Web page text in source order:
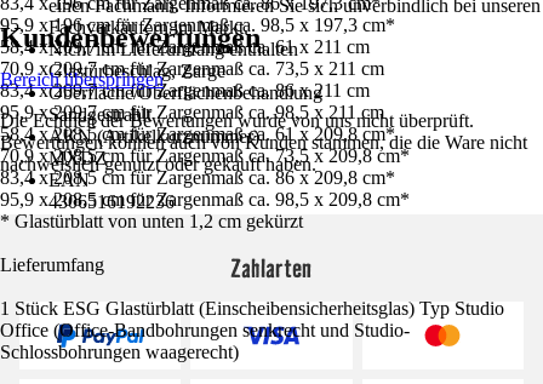
einen Fachmann. Informieren Sie sich unverbindlich bei unseren
Fachverkäufern im Markt.
Nicht im Lieferumfang enthalten
Glastürbeschlag, Zarge
Oberfläche/Oberflächenbehandlung
Sandgestrahlt
AKN (Artikelkurznummer)
MXDZ
EAN
4306516192236
95,9 x 196 cm für Zargenmaß ca. 98,5 x 197,3 cm*
58,4 x 209,7 cm für Zargenmaß ca. 61 x 211 cm
70,9 x 209,7 cm für Zargenmaß ca. 73,5 x 211 cm
83,4 x 209,7 cm für Zargenmaß ca. 86 x 211 cm
95,9 x 209,7 cm für Zargenmaß ca. 98,5 x 211 cm
58,4 x 208,5 cm für Zargenmaß ca. 61 x 209,8 cm*
70,9 x 208,5 cm für Zargenmaß ca. 73,5 x 209,8 cm*
83,4 x 208,5 cm für Zargenmaß ca. 86 x 209,8 cm*
95,9 x 208,5 cm für Zargenmaß ca. 98,5 x 209,8 cm*
* Glastürblatt von unten 1,2 cm gekürzt
Lieferumfang
1 Stück ESG Glastürblatt (Einscheibensicherheitsglas) Typ Studio
Office (Office-Bandbohrungen senkrecht und Studio-
Schlossbohrungen waagerecht)
Kundenbewertungen
Bereich überspringen
Die Echtheit der Bewertungen wurde von uns nicht überprüft.
Bewertungen können auch von Kunden stammen, die die Ware nicht
nachweislich genutzt oder gekauft haben.
Zahlarten